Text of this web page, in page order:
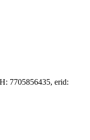
7705856435, erid: